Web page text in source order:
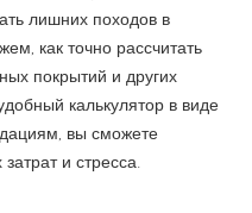
лишних походов в
как точно рассчитать
покрытий и других
калькулятор в виде
вы сможете
и стресса.